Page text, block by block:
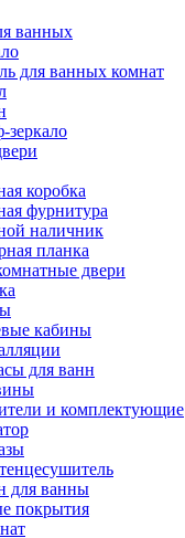
ванных
для ванных комнат
коробка
фурнитура
наличник
планка
двери
кабины
для ванн
и комплектующие
для ванны
покрытия